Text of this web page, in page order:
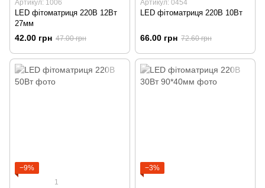
Артикул: 1006
LED фітоматриця 220В 12Вт
27мм
42.00 грн 47.00 грн
Артикул: 0454
LED фітоматриця 220В 10Вт
66.00 грн 72.60 грн
−9%
1
−3%